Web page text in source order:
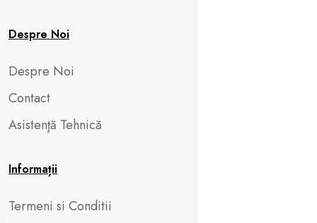
Despre Noi
Despre Noi
Contact
Asistenţă Tehnică
Informații
Termeni si Conditii